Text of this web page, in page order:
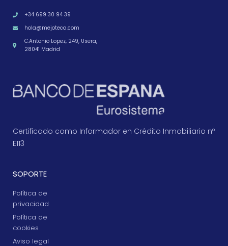
+34 699 30 94 39
hola@mejoteca.com
C.Antonio Lopez, 249, Usera,
28041 Madrid
Certificado como Informador en Crédito Inmobiliario nº
E113
SOPORTE
Política de
privacidad
Política de
cookies
Aviso legal